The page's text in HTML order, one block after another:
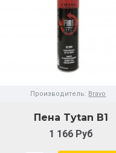
Производитель: Bravo
Пена Tytan В1
1 166 Руб